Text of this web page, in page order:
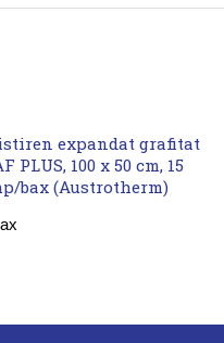
expandat grafitat
PLUS, 100 x 50 cm, 15
bax (Austrotherm)